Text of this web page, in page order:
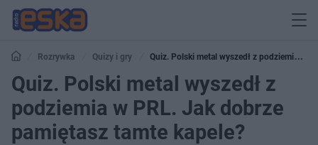
Rozrywka Quizy i gry
Quiz. Polski metal wyszedł z podziemia w
PRL. Jak dobrze pamiętasz tamte kapele?
Quiz. Polski metal wyszedł z
podziemia w PRL. Jak dobrze
pamiętasz tamte kapele?